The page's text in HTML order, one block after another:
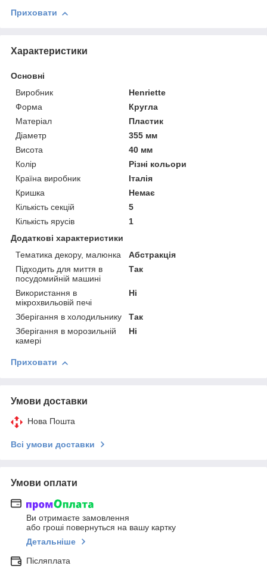
Приховати
Характеристики
Основні
Виробник
Henriette
Форма
Кругла
Матеріал
Пластик
Діаметр
355 мм
Висота
40 мм
Колір
Різні кольори
Країна виробник
Італія
Кришка
Немає
Кількість секцій
5
Кількість ярусів
1
Додаткові характеристики
Тематика декору, малюнка
Абстракція
Підходить для миття в
посудомийній машині
Так
Використання в
мікрохвильовій печі
Ні
Зберігання в холодильнику
Так
Зберігання в морозильній
камері
Ні
Приховати
Умови доставки
Нова Пошта
Всі умови доставки
Умови оплати
Ви отримаєте замовлення
або гроші повернуться на вашу картку
Детальніше
Післяплата